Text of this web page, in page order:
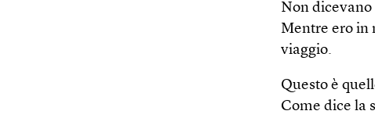
Non
Mentre ero in
viaggio.
Questo è
Come dice la